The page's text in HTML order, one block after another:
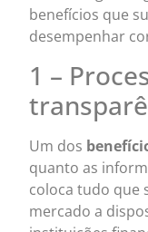
benefícios que
desempenhar
1 –
Um dos
quanto as
coloca tudo que
mercado a